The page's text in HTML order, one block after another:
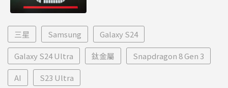
三星 Samsung Galaxy S24
Galaxy S24 Ultra 鈦金屬 Snapdragon 8 Gen 3
AI S23 Ultra